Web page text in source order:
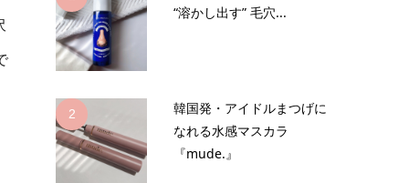
“溶かし出す” 毛穴...
2
韓国発・アイドルまつげに
なれる水感マスカラ
『mude.』